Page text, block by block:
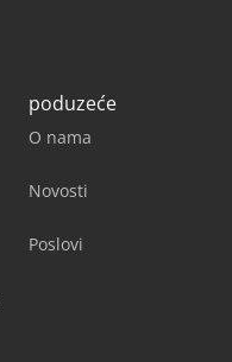
poduzeće
O nama
Novosti
Poslovi